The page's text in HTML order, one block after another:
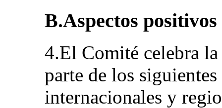
B.Aspectos positivos
4.El Comité celebra
parte de los
internacionales y